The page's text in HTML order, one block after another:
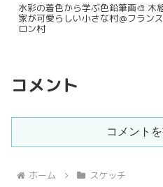
水彩の着色から学ぶ色鉛筆画🎨 木
家が可愛らしい小さな村＠フラン
ロン村
コメント
コメント
ホーム スケッチ